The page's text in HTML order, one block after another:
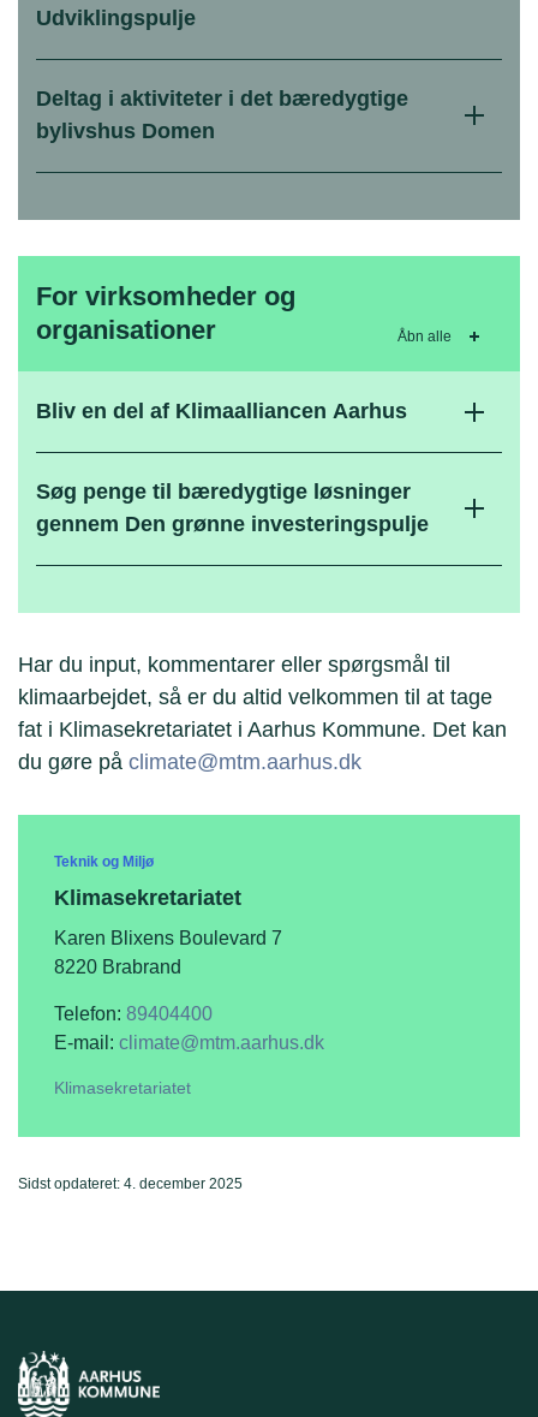
Udviklingspulje
Deltag i aktiviteter i det bæredygtige
bylivshus Domen
For virksomheder og
organisationer
Åbn alle
Bliv en del af Klimaalliancen Aarhus
Søg penge til bæredygtige løsninger
gennem Den grønne investeringspulje
Har du input, kommentarer eller spørgsmål til
klimaarbejdet, så er du altid velkommen til at tage
fat i Klimasekretariatet i Aarhus Kommune. Det kan
du gøre på climate@mtm.aarhus.dk
Teknik og Miljø
Klimasekretariatet
Karen Blixens Boulevard 7
8220 Brabrand
Telefon: 89404400
E-mail: climate@mtm.aarhus.dk
Klimasekretariatet
Sidst opdateret: 4. december 2025